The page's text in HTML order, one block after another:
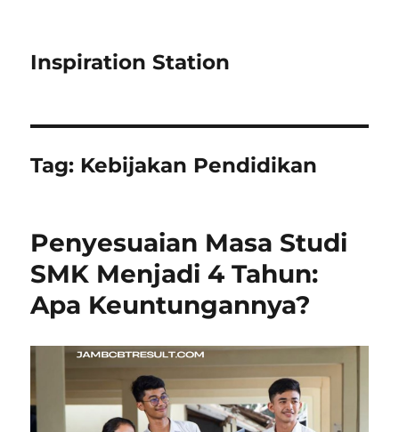
Inspiration Station
Tag: Kebijakan Pendidikan
Penyesuaian Masa Studi
SMK Menjadi 4 Tahun:
Apa Keuntungannya?